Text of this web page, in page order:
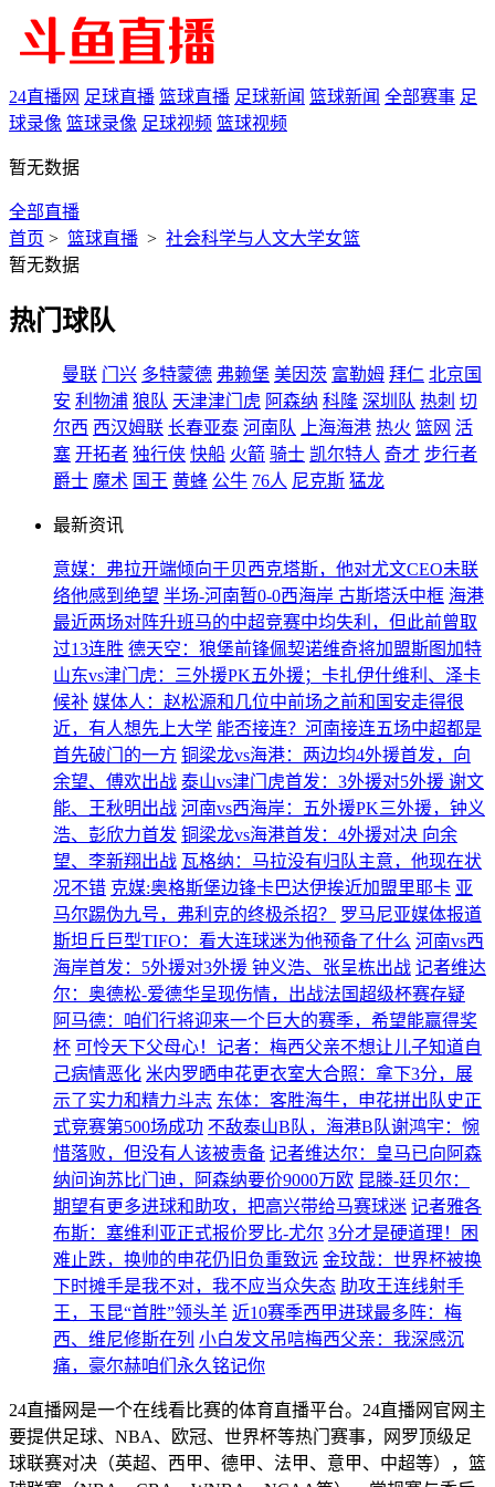
24直播网 足球直播 篮球直播 足球新闻 篮球新闻 全部赛事 足
球录像 篮球录像 足球视频 篮球视频
暂无数据
全部直播
首页 > 篮球直播 > 社会科学与人文大学女篮
暂无数据
热门球队
曼联 门兴 多特蒙德 弗赖堡 美因茨 富勒姆 拜仁 北京国
安 利物浦 狼队 天津津门虎 阿森纳 科隆 深圳队 热刺 切
尔西 西汉姆联 长春亚泰 河南队 上海海港 热火 篮网 活
塞 开拓者 独行侠 快船 火箭 骑士 凯尔特人 奇才 步行者
爵士 魔术 国王 黄蜂 公牛 76人 尼克斯 猛龙
最新资讯
意媒：弗拉开端倾向于贝西克塔斯，他对尤文CEO未联
络他感到绝望 半场-河南暂0-0西海岸 古斯塔沃中框 海港
最近两场对阵升班马的中超竞赛中均失利，但此前曾取
过13连胜 德天空：狼堡前锋佩契诺维奇将加盟斯图加特
山东vs津门虎：三外援PK五外援；卡扎伊什维利、泽卡
候补 媒体人：赵松源和几位中前场之前和国安走得很
近，有人想先上大学 能否接连？河南接连五场中超都是
首先破门的一方 铜梁龙vs海港：两边均4外援首发，向
余望、傅欢出战 泰山vs津门虎首发：3外援对5外援 谢文
能、王秋明出战 河南vs西海岸：五外援PK三外援，钟义
浩、彭欣力首发 铜梁龙vs海港首发：4外援对决 向余
望、李新翔出战 瓦格纳：马拉没有归队主意，他现在状
况不错 克媒:奥格斯堡边锋卡巴达伊挨近加盟里耶卡 亚
马尔踢伪九号，弗利克的终极杀招？
罗马尼亚媒体报道
斯坦丘巨型TIFO：看大连球迷为他预备了什么 河南vs西
海岸首发：5外援对3外援 钟义浩、张呈栋出战 记者维达
尔：奥德松-爱德华呈现伤情，出战法国超级杯赛存疑
阿马德：咱们行将迎来一个巨大的赛季，希望能赢得奖
杯 可怜天下父母心！记者：梅西父亲不想让儿子知道自
己病情恶化 米内罗晒申花更衣室大合照：拿下3分，展
示了实力和精力斗志 东体：客胜海牛，申花拼出队史正
式竞赛第500场成功 不敌泰山B队，海港B队谢鸿宇：惋
惜落败，但没有人该被责备 记者维达尔：皇马已向阿森
纳问询苏比门迪，阿森纳要价9000万欧 昆滕-廷贝尔：
期望有更多进球和助攻，把高兴带给马赛球迷 记者雅各
布斯：塞维利亚正式报价罗比-尤尔 3分才是硬道理！困
难止跌，换帅的申花仍旧负重致远 金玟哉：世界杯被换
下时摊手是我不对，我不应当众失态 助攻王连线射手
王，玉昆“首胜”领头羊 近10赛季西甲进球最多阵：梅
西、维尼修斯在列 小白发文吊唁梅西父亲：我深感沉
痛，豪尔赫咱们永久铭记你
24直播网是一个在线看比赛的体育直播平台。24直播网官网主
要提供足球、NBA、欧冠、世界杯等热门赛事，网罗顶级足
球联赛对决（英超、西甲、德甲、法甲、意甲、中超等），篮